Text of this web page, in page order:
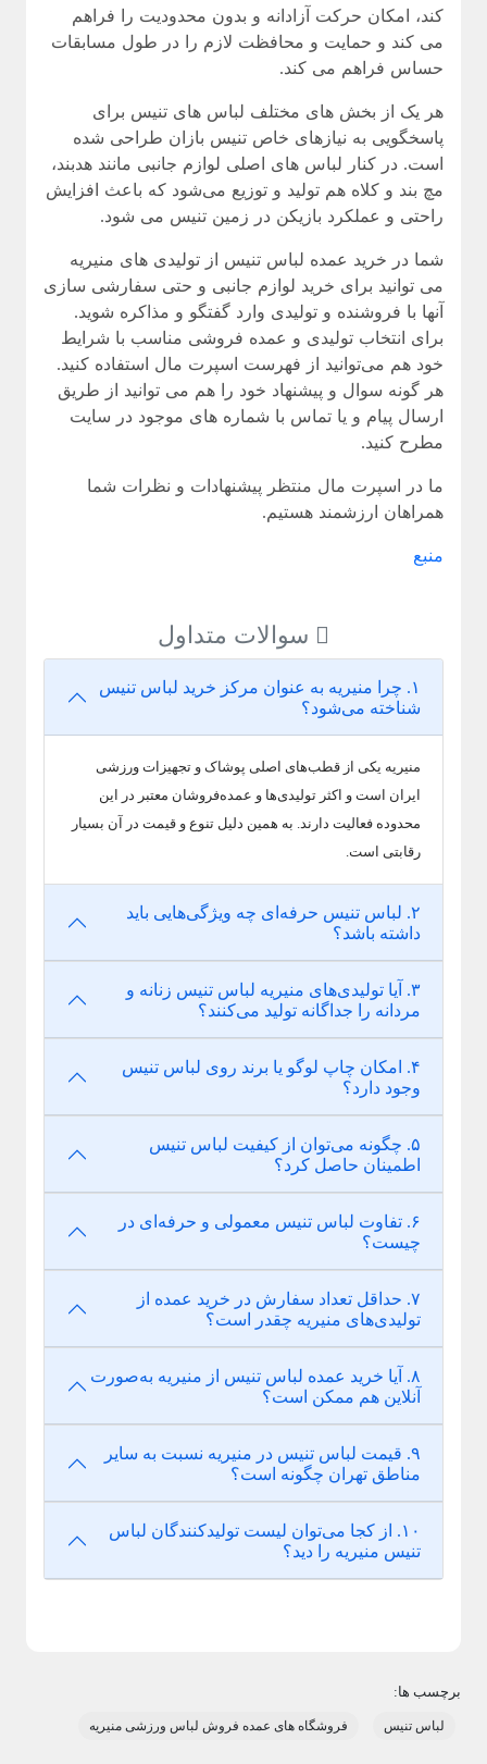
کند، امکان حرکت آزادانه و بدون محدودیت را فراهم
می کند و حمایت و محافظت لازم را در طول مسابقات
حساس فراهم می کند.
هر یک از بخش های مختلف لباس های تنیس برای
پاسخگویی به نیازهای خاص تنیس بازان طراحی شده
است. در کنار لباس های اصلی لوازم جانبی مانند هدبند،
مچ بند و کلاه هم تولید و توزیع می‌شود که باعث افزایش
راحتی و عملکرد بازیکن در زمین تنیس می شود.
شما در خرید عمده لباس تنیس از تولیدی های منیریه
می‌ توانید برای خرید لوازم جانبی و حتی سفارشی سازی
آنها با فروشنده و تولیدی وارد گفتگو و مذاکره شوید.
برای انتخاب تولیدی و عمده فروشی مناسب با شرایط
خود هم می‌توانید از فهرست اسپرت مال استفاده کنید.
هر گونه سوال و پیشنهاد خود را هم می توانید از طریق
ارسال پیام و یا تماس با شماره های موجود در سایت
مطرح کنید.
ما در اسپرت مال منتظر پیشنهادات و نظرات شما
همراهان ارزشمند هستیم.
منبع
سوالات متداول
۱. چرا منیریه به عنوان مرکز خرید لباس تنیس
شناخته می‌شود؟
منیریه یکی از قطب‌های اصلی پوشاک و تجهیزات ورزشی
ایران است و اکثر تولیدی‌ها و عمده‌فروشان معتبر در این
محدوده فعالیت دارند. به همین دلیل تنوع و قیمت در آن بسیار
رقابتی است.
۲. لباس تنیس حرفه‌ای چه ویژگی‌هایی باید
داشته باشد؟
۳. آیا تولیدی‌های منیریه لباس تنیس زنانه و
مردانه را جداگانه تولید می‌کنند؟
۴. امکان چاپ لوگو یا برند روی لباس تنیس
وجود دارد؟
۵. چگونه می‌توان از کیفیت لباس تنیس
اطمینان حاصل کرد؟
۶. تفاوت لباس تنیس معمولی و حرفه‌ای در
چیست؟
۷. حداقل تعداد سفارش در خرید عمده از
تولیدی‌های منیریه چقدر است؟
۸. آیا خرید عمده لباس تنیس از منیریه به‌صورت
آنلاین هم ممکن است؟
۹. قیمت لباس تنیس در منیریه نسبت به سایر
مناطق تهران چگونه است؟
۱۰. از کجا می‌توان لیست تولیدکنندگان لباس
تنیس منیریه را دید؟
برچسب ها:
لباس تنیس فروشگاه های عمده فروش لباس ورزشی منیریه